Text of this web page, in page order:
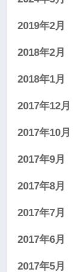
2019年2月
2018年2月
2018年1月
2017年12月
2017年10月
2017年9月
2017年8月
2017年7月
2017年6月
2017年5月